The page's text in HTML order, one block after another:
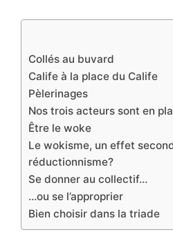
Collés au buvard
Calife à la place du Calife
Pèlerinages
Nos trois acteurs sont en
Être le woke
Le wokisme, un effet
réductionnisme?
Se donner au collectif…
…ou se l’approprier
Bien choisir dans la triade